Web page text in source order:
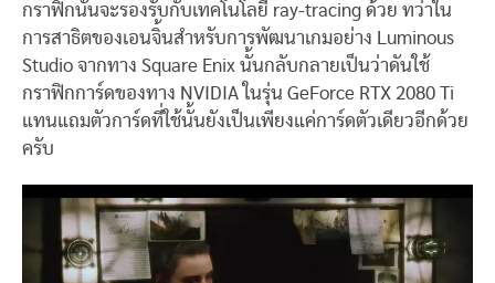
กราฟิกนั้นจะรองรับกับเทคโนโลยี ray-tracing ด้วย ทว่าใน
การสาธิตของเอนจิ้นสำหรับการพัฒนาเกมอย่าง Luminous
Studio จากทาง Square Enix นั้นกลับกลายเป็นว่าดันใช้
กราฟิกการ์ดของทาง NVIDIA ในรุ่น GeForce RTX 2080 Ti
แทนแถมตัวการ์ดที่ใช้นั้นยังเป็นเพียงแค่การ์ดตัวเดียวอีกด้วย
ครับ